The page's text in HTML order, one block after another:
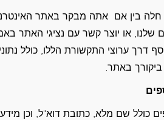
זו חלה בין אם אתה מבקר באתר
או יוצר קשר עם נציגי האתר
דרך ערוצי התקשורת הללו, כולל
באתר.
כולל שם מלא, כתובת דוא"ל, וכן